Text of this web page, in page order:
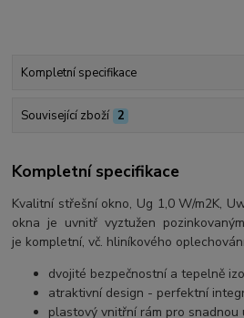
Kompletní specifikace
Související zboží 2
Kompletní specifikace
Kvalitní střešní okno, Ug 1,0 W/m2K,
okna je uvnitř vyztužen
je kompletní, vč. hliníkového
dvojité bezpečnostní a tepelně
atraktivní design - perfektní
plastový vnitřní rám pro snadnou